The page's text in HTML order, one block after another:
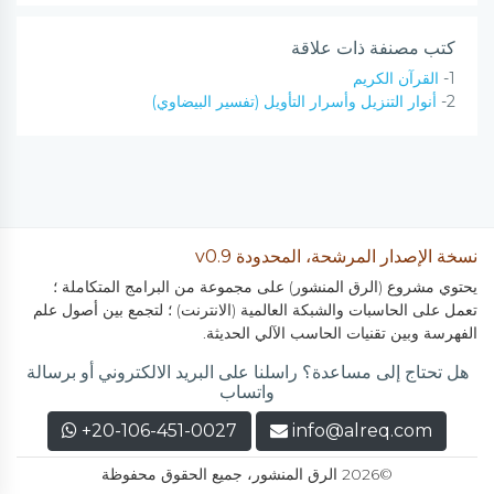
كتب مصنفة ذات علاقة
1- القرآن الكريم
2- أنوار التنزيل وأسرار التأويل (تفسير البيضاوي)
نسخة الإصدار المرشحة، المحدودة v0.9
يحتوي مشروع (الرق المنشور) على مجموعة من البرامج المتكاملة ؛
تعمل على الحاسبات والشبكة العالمية (الانترنت) ؛ لتجمع بين أصول علم
الفهرسة وبين تقنيات الحاسب الآلي الحديثة.
هل تحتاج إلى مساعدة؟ راسلنا على البريد الالكتروني أو برسالة
واتساب
info@alreq.com
+20-106-451-0027
©2026 الرق المنشور، جميع الحقوق محفوظة